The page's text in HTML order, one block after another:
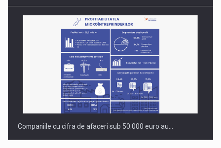
Companiile cu cifra de afaceri sub 50.000 euro au…